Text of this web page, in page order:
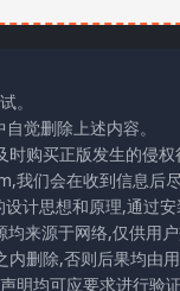
。
觉删除上述内容。
购买正版发生的侵权
我们会在收到信息后
计思想和原理,通过
来源于网络,仅供用
删除,否则后果均由
明均可应要求进行验